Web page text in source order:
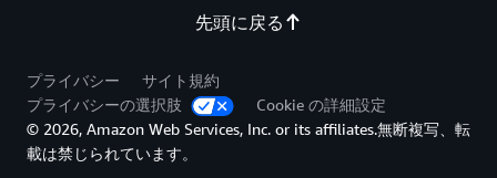
先頭に戻る
プライバシー
サイト規約
プライバシーの選択肢
Cookie の詳細設定
© 2026, Amazon Web Services, Inc. or its affiliates.無断複写、転
載は禁じられています。